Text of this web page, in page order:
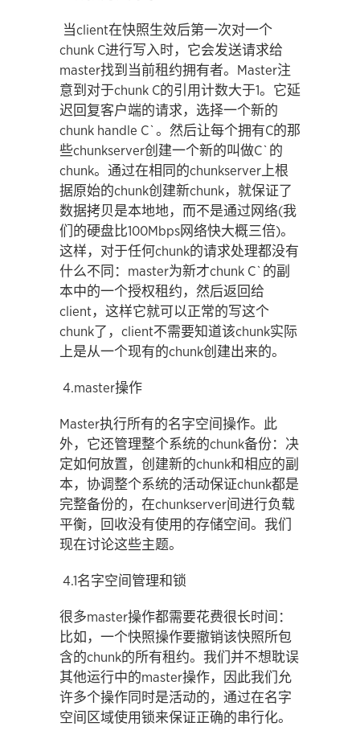
当client在快照生效后第一次对一个
chunk C进行写入时，它会发送请求给
master找到当前租约拥有者。Master注
意到对于chunk C的引用计数大于1。它延
迟回复客户端的请求，选择一个新的
chunk handle C`。然后让每个拥有C的那
些chunkserver创建一个新的叫做C`的
chunk。通过在相同的chunkserver上根
据原始的chunk创建新chunk，就保证了
数据拷贝是本地地，而不是通过网络(我
们的硬盘比100Mbps网络快大概三倍)。
这样，对于任何chunk的请求处理都没有
什么不同：master为新才chunk C`的副
本中的一个授权租约，然后返回给
client，这样它就可以正常的写这个
chunk了，client不需要知道该chunk实际
上是从一个现有的chunk创建出来的。
4.master操作
Master执行所有的名字空间操作。此
外，它还管理整个系统的chunk备份：决
定如何放置，创建新的chunk和相应的副
本，协调整个系统的活动保证chunk都是
完整备份的，在chunkserver间进行负载
平衡，回收没有使用的存储空间。我们
现在讨论这些主题。
4.1名字空间管理和锁
很多master操作都需要花费很长时间：
比如，一个快照操作要撤销该快照所包
含的chunk的所有租约。我们并不想耽误
其他运行中的master操作，因此我们允
许多个操作同时是活动的，通过在名字
空间区域使用锁来保证正确的串行化。